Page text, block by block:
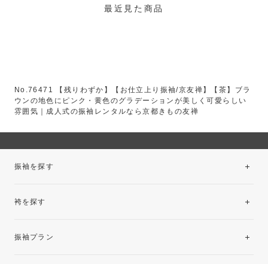
最近見た商品
No.76471 【残りわずか】【お仕立上り振袖/京友禅】【茶】ブラ
ウンの地色にピンク・黄色のグラデーションが美しく可愛らしい
雰囲気｜成人式の振袖レンタルなら京都きもの友禅
振袖を探す
袴を探す
振袖プラン